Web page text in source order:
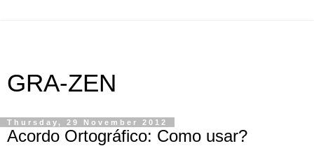
GRA-ZEN
Thursday, 29 November 2012
Acordo Ortográfico: Como usar?